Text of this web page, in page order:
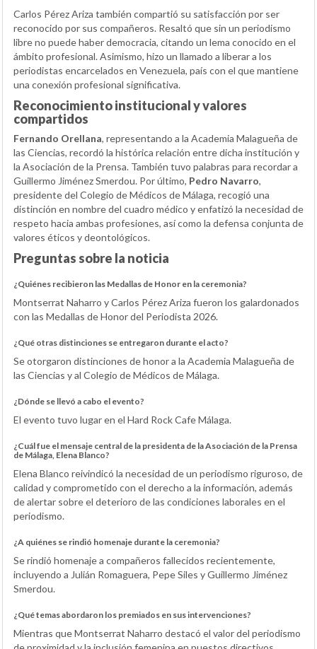
Carlos Pérez Ariza también compartió su satisfacción por ser
reconocido por sus compañeros. Resaltó que sin un periodismo
libre no puede haber democracia, citando un lema conocido en el
ámbito profesional. Asimismo, hizo un llamado a liberar a los
periodistas encarcelados en Venezuela, país con el que mantiene
una conexión profesional significativa.
Reconocimiento institucional y valores
compartidos
Fernando Orellana, representando a la Academia Malagueña de
las Ciencias, recordó la histórica relación entre dicha institución y
la Asociación de la Prensa. También tuvo palabras para recordar a
Guillermo Jiménez Smerdou. Por último, Pedro Navarro,
presidente del Colegio de Médicos de Málaga, recogió una
distinción en nombre del cuadro médico y enfatizó la necesidad de
respeto hacia ambas profesiones, así como la defensa conjunta de
valores éticos y deontológicos.
Preguntas sobre la noticia
¿Quiénes recibieron las Medallas de Honor en la ceremonia?
Montserrat Naharro y Carlos Pérez Ariza fueron los galardonados
con las Medallas de Honor del Periodista 2026.
¿Qué otras distinciones se entregaron durante el acto?
Se otorgaron distinciones de honor a la Academia Malagueña de
las Ciencias y al Colegio de Médicos de Málaga.
¿Dónde se llevó a cabo el evento?
El evento tuvo lugar en el Hard Rock Cafe Málaga.
¿Cuál fue el mensaje central de la presidenta de la Asociación de la Prensa
de Málaga, Elena Blanco?
Elena Blanco reivindicó la necesidad de un periodismo riguroso, de
calidad y comprometido con el derecho a la información, además
de alertar sobre el deterioro de las condiciones laborales en el
periodismo.
¿A quiénes se rindió homenaje durante la ceremonia?
Se rindió homenaje a compañeros fallecidos recientemente,
incluyendo a Julián Romaguera, Pepe Siles y Guillermo Jiménez
Smerdou.
¿Qué temas abordaron los premiados en sus intervenciones?
Mientras que Montserrat Naharro destacó el valor del periodismo